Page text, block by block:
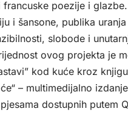
francuske poezije i
i šansone, publika
slobode i
ovog projekta je
kod kuće kroz
– multimedijalno
dostupnih putem